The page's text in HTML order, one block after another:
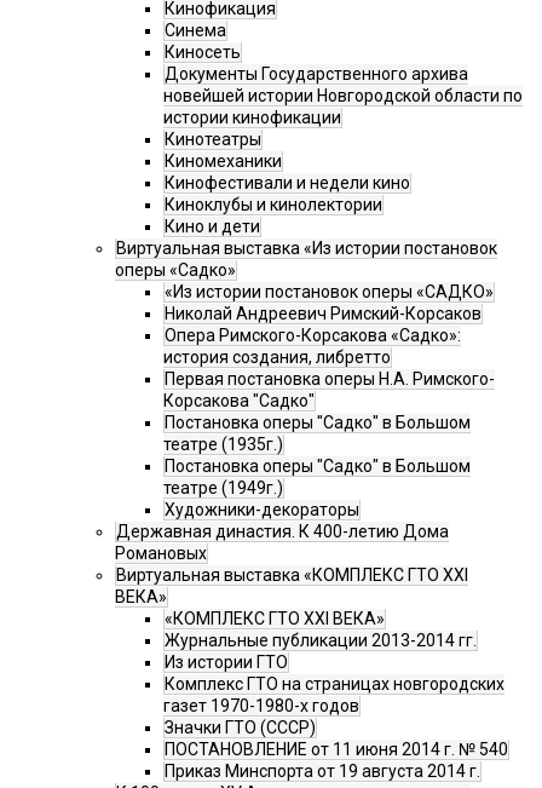
Кинофикация
Синема
Киносеть
Документы Государственного архива
новейшей истории Новгородской области по
истории кинофикации
Кинотеатры
Киномеханики
Кинофестивали и недели кино
Киноклубы и кинолектории
Кино и дети
Виртуальная выставка «Из истории постановок
оперы «Садко»
«Из истории постановок оперы «САДКО»
Николай Андреевич Римский-Корсаков
Опера Римского-Корсакова «Садко»:
история создания, либретто
Первая постановка оперы Н.А. Римского-
Корсакова "Садко"
Постановка оперы "Садко" в Большом
театре (1935г.)
Постановка оперы "Садко" в Большом
театре (1949г.)
Художники-декораторы
Державная династия. К 400-летию Дома
Романовых
Виртуальная выставка «КОМПЛЕКС ГТО XXI
ВЕКА»
«КОМПЛЕКС ГТО XXI ВЕКА»
Журнальные публикации 2013-2014 гг.
Из истории ГТО
Комплекс ГТО на страницах новгородских
газет 1970-1980-х годов
Значки ГТО (СССР)
ПОСТАНОВЛЕНИЕ от 11 июня 2014 г. № 540
Приказ Минспорта от 19 августа 2014 г.